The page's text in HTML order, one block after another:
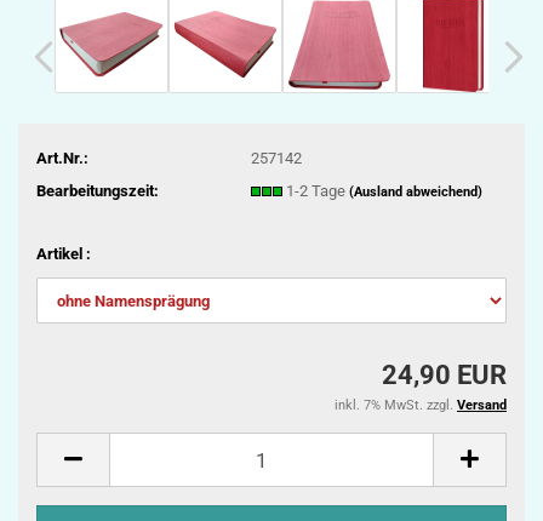
Art.Nr.:
257142
Bearbeitungszeit:
1-2 Tage (Ausland abweichend)
Artikel :
24,90 EUR
inkl. 7% MwSt. zzgl. Versand